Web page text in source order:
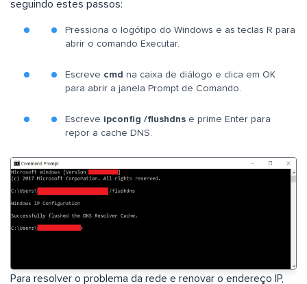
seguindo estes passos:
Pressiona o logótipo do Windows e as teclas R para
abrir o comando Executar.
Escreve cmd na caixa de diálogo e clica em OK
para abrir a janela Prompt de Comando.
Escreve ipconfig /flushdns e prime Enter para
repor a cache DNS.
Para resolver o problema da rede e renovar o endereço IP,